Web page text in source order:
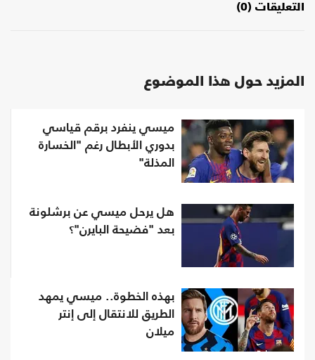
التعليقات (0)
المزيد حول هذا الموضوع
ميسي ينفرد برقم قياسي
بدوري الأبطال رغم "الخسارة
المذلة"
هل يرحل ميسي عن برشلونة
بعد "فضيحة البايرن"؟
بهذه الخطوة.. ميسي يمهد
الطريق للانتقال إلى إنتر
ميلان